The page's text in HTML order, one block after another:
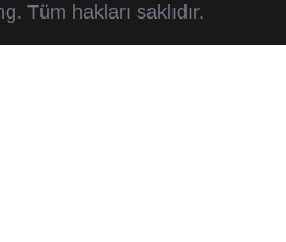
Tüm hakları saklıdır.